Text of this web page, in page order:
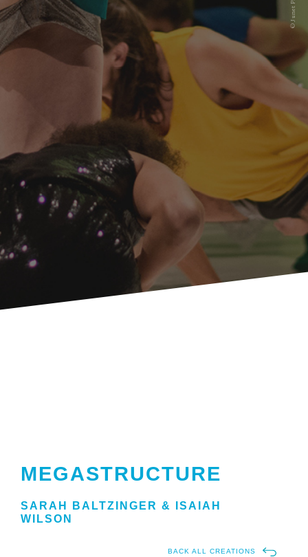
MEGASTRUCTURE
SARAH BALTZINGER & ISAIAH
WILSON
BACK ALL CREATIONS